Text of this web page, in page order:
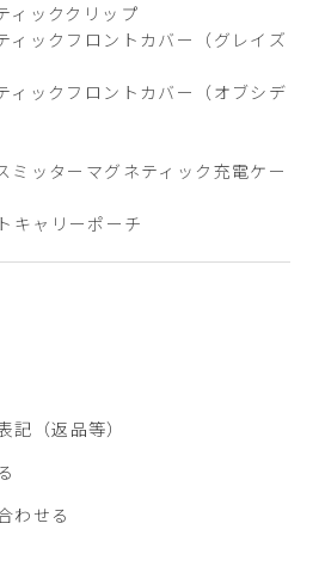
ィッククリップ
ックフロントカバー（グレイズ
ックフロントカバー（オブシデ
ッターマグネティック充電ケー
キャリーポーチ
記（返品等）
わせる